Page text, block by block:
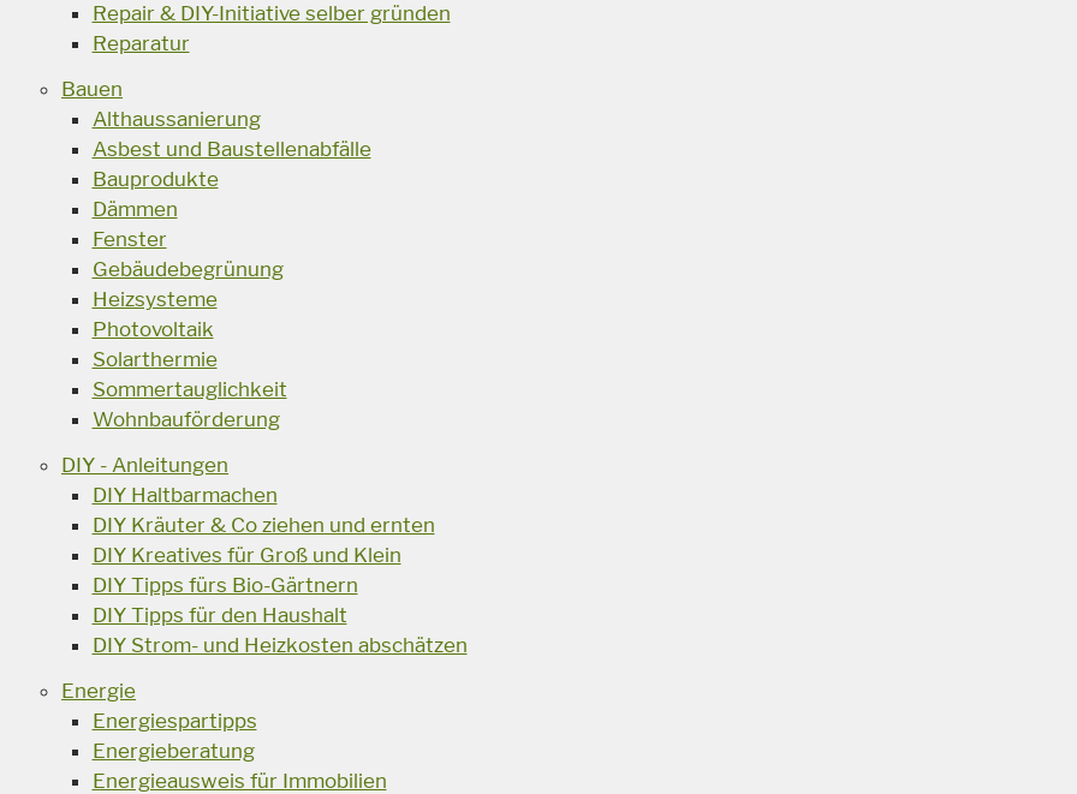
Repair & DIY-Initiative selber gründen
Reparatur
Bauen
Althaussanierung
Asbest und Baustellenabfälle
Bauprodukte
Dämmen
Fenster
Gebäudebegrünung
Heizsysteme
Photovoltaik
Solarthermie
Sommertauglichkeit
Wohnbauförderung
DIY - Anleitungen
DIY Haltbarmachen
DIY Kräuter & Co ziehen und ernten
DIY Kreatives für Groß und Klein
DIY Tipps fürs Bio-Gärtnern
DIY Tipps für den Haushalt
DIY Strom- und Heizkosten abschätzen
Energie
Energiespartipps
Energieberatung
Energieausweis für Immobilien